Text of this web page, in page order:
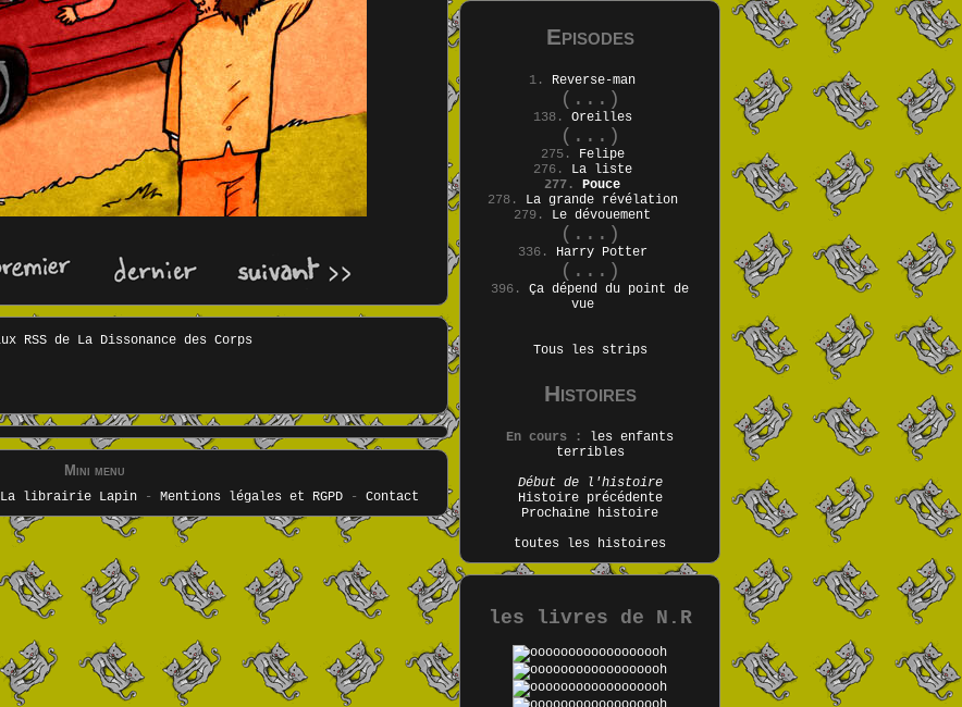
Mini menu
La librairie Lapin- Mentions légales et RGPD- Contact
Episodes
1. Reverse-man
(...)
138. Oreilles
(...)
275.
Felipe
276.
La liste
277. Pouce
278.
La grande révélation
279. Le dévouement
(...)
336. Harry Potter
(...)
396. Ça dépend du point de
vue
Tous les strips
Histoires
En cours :
les enfants
terribles
Début de l'histoire
Histoire précédente
Prochaine histoire
toutes les histoires
les livres de N.R